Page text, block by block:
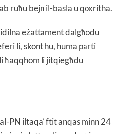
ruħu bejn il-basla u qoxritha.
eżattament dalgħodu
li, skont hu, huma parti
li ħaqqhom li jitqiegħdu
PN iltaqa’ ftit anqas minn 24